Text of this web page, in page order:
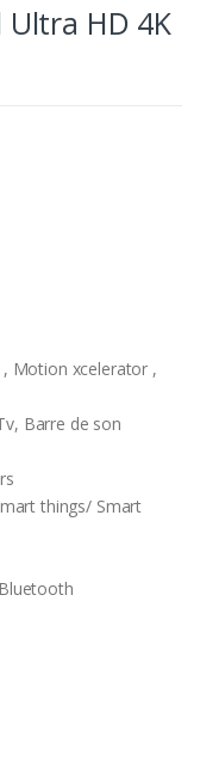
Ultra HD 4K
Motion xcelerator ,
Barre de son
things/ Smart